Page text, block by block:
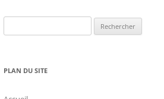
IMPRESSION 3D DU NET
PLAN DU SITE